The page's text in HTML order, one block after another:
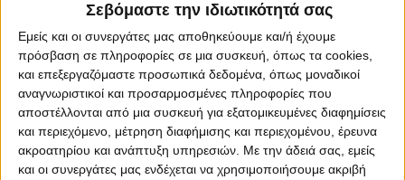
Σεβόμαστε την ιδιωτικότητά σας
Εμείς και οι συνεργάτες μας αποθηκεύουμε και/ή έχουμε
πρόσβαση σε πληροφορίες σε μια συσκευή, όπως τα cookies,
και επεξεργαζόμαστε προσωπικά δεδομένα, όπως μοναδικοί
αναγνωριστικοί και προσαρμοσμένες πληροφορίες που
αποστέλλονται από μια συσκευή για εξατομικευμένες διαφημίσεις
και περιεχόμενο, μέτρηση διαφήμισης και περιεχομένου, έρευνα
ακροατηρίου και ανάπτυξη υπηρεσιών. Με την άδειά σας, εμείς
και οι συνεργάτες μας ενδέχεται να χρησιμοποιήσουμε ακριβή
About Offradio Business Class Terms & Conditions
Privacy Policy
Designed & developed byporcupine colors&Fotis Alexandrou